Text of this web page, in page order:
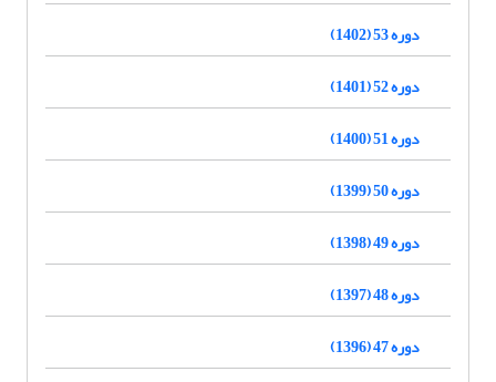
دوره 53 (1402)
دوره 52 (1401)
دوره 51 (1400)
دوره 50 (1399)
دوره 49 (1398)
دوره 48 (1397)
دوره 47 (1396)